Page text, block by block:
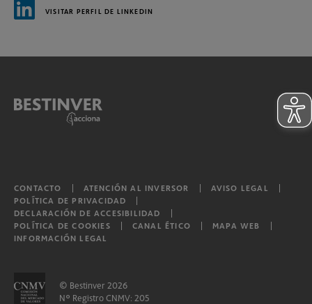
VISITAR PERFIL DE LINKEDIN
CONTACTO ATENCIÓN AL INVERSOR
AVISO LEGAL
POLÍTICA DE PRIVACIDAD
DECLARACIÓN DE ACCESIBILIDAD
POLÍTICA DE COOKIES
CANAL ÉTICO
MAPA WEB
INFORMACIÓN LEGAL
© Bestinver 2026
Nº Registro CNMV: 205